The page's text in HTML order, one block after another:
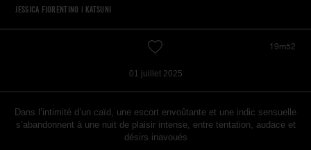
JESSICA FIORENTINO | KATSUNI
19m52
01 juillet 2025
Dans l’intimité d’un caïd, une escort envoûtante et une indic sensuelle
s’abandonnent à une nuit de plaisir intense, entre tentation, audace et
désirs inavoués